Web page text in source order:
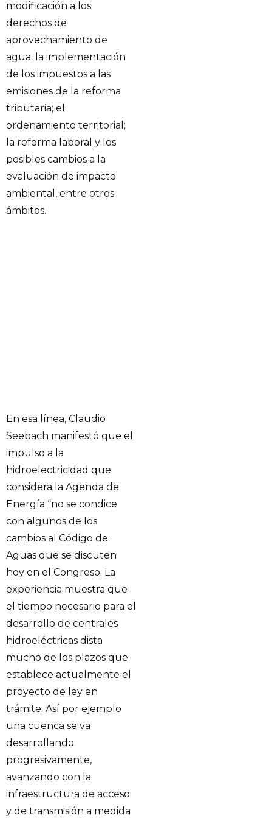
modificación a los
derechos de
aprovechamiento de
agua; la implementación
de los impuestos a las
emisiones de la reforma
tributaria; el
ordenamiento territorial;
la reforma laboral y los
posibles cambios a la
evaluación de impacto
ambiental, entre otros
ámbitos.
En esa línea, Claudio
Seebach manifestó que el
impulso a la
hidroelectricidad que
considera la Agenda de
Energía “no se condice
con algunos de los
cambios al Código de
Aguas que se discuten
hoy en el Congreso. La
experiencia muestra que
el tiempo necesario para el
desarrollo de centrales
hidroeléctricas dista
mucho de los plazos que
establece actualmente el
proyecto de ley en
trámite. Así por ejemplo
una cuenca se va
desarrollando
progresivamente,
avanzando con la
infraestructura de acceso
y de transmisión a medida